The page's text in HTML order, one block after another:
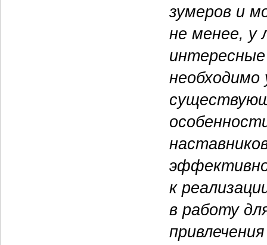
зумеров и
не менее, у
необходимо
к
в работу